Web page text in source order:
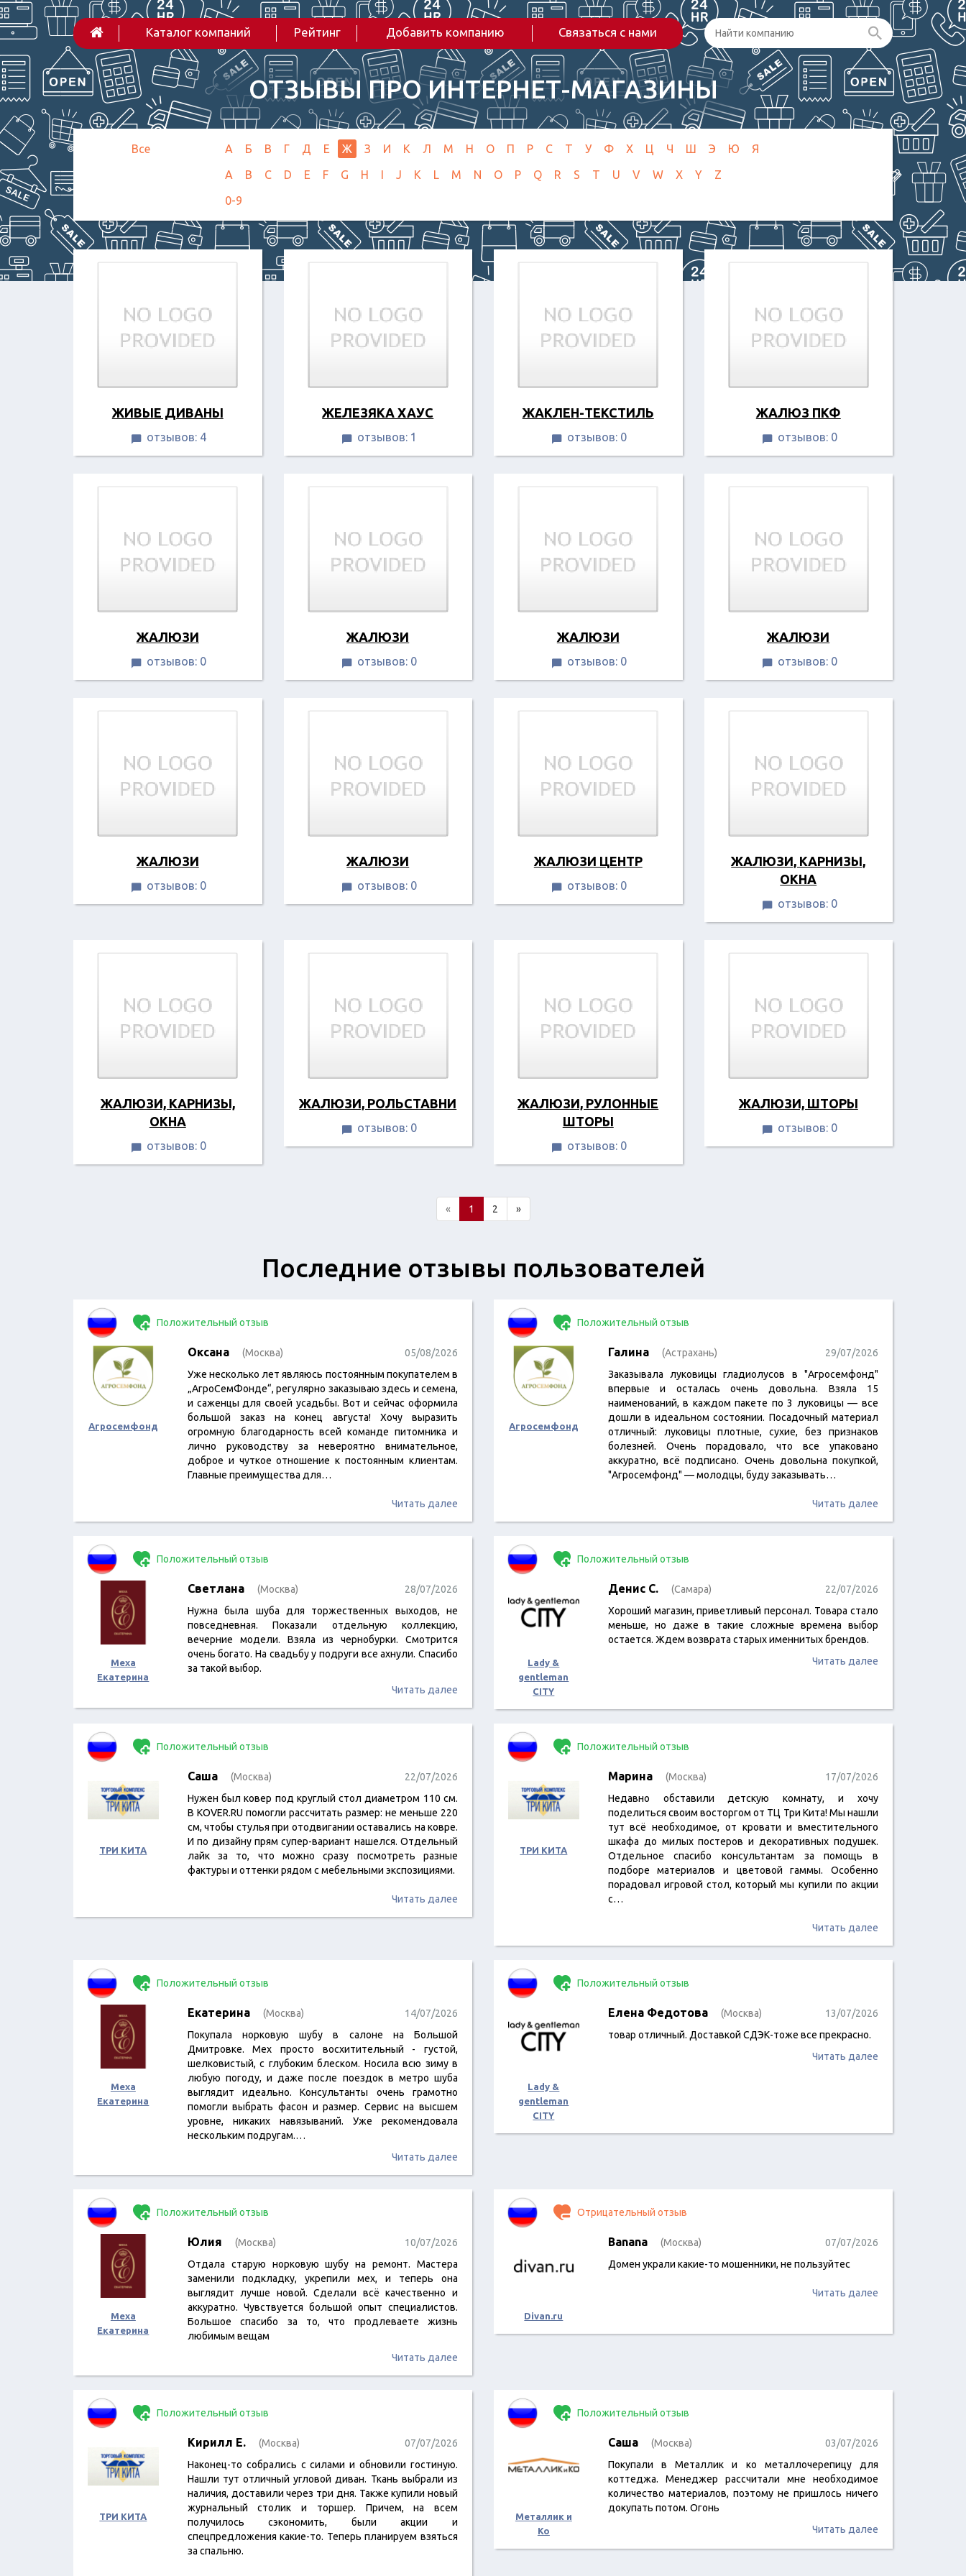
Каталог компаний Рейтинг Добавить компанию Связаться с нами
ОТЗЫВЫ ПРО ИНТЕРНЕТ-МАГАЗИНЫ
Все А Б В Г Д Е Ж З И К Л М Н О П Р С Т У Ф Х Ц Ч Ш Э Ю
Я
A
B C D E F G H I J K L M N O P Q R S T U V W X Y
Z
0-9
ЖИВЫЕ ДИВАНЫ
 отзывов: 4
ЖЕЛЕЗЯКА ХАУС
 отзывов: 1
ЖАКЛЕН-ТЕКСТИЛЬ
 отзывов: 0
ЖАЛЮЗ ПКФ
 отзывов: 0
ЖАЛЮЗИ
 отзывов: 0
ЖАЛЮЗИ
 отзывов: 0
ЖАЛЮЗИ
 отзывов: 0
ЖАЛЮЗИ
 отзывов: 0
ЖАЛЮЗИ
 отзывов: 0
ЖАЛЮЗИ
 отзывов: 0
ЖАЛЮЗИ ЦЕНТР
 отзывов: 0
ЖАЛЮЗИ, КАРНИЗЫ,
ОКНА
 отзывов: 0
ЖАЛЮЗИ, КАРНИЗЫ,
ОКНА
 отзывов: 0
ЖАЛЮЗИ, РОЛЬСТАВНИ
 отзывов: 0
ЖАЛЮЗИ, РУЛОННЫЕ
ШТОРЫ
 отзывов: 0
ЖАЛЮЗИ, ШТОРЫ
 отзывов: 0
« 1 2 »
Последние отзывы пользователей
Положительный отзыв
Агросемфонд
Оксана (Москва)
05/08/2026
Уже несколько лет являюсь постоянным покупателем в
„АгроСемФонде“, регулярно заказываю здесь и семена,
и саженцы для своей усадьбы. Вот и сейчас оформила
большой заказ на конец августа! Хочу выразить
огромную благодарность всей команде питомника и
лично руководству за невероятно внимательное,
доброе и чуткое отношение к постоянным клиентам.
Главные преимущества для…
Читать далее
Положительный отзыв
Агросемфонд
Галина (Астрахань)
29/07/2026
Заказывала луковицы гладиолусов в "Агросемфонд"
впервые и осталась очень довольна. Взяла 15
наименований, в каждом пакете по 3 луковицы — все
дошли в идеальном состоянии. Посадочный материал
отличный: луковицы плотные, сухие, без признаков
болезней. Очень порадовало, что все упаковано
аккуратно, всё подписано. Очень довольна покупкой,
"Агросемфонд" — молодцы, буду заказывать…
Читать далее
Положительный отзыв
Меха
Екатерина
Светлана (Москва)
28/07/2026
Нужна была шуба для торжественных выходов, не
повседневная. Показали отдельную коллекцию,
вечерние модели. Взяла из чернобурки. Смотрится
очень богато. На свадьбу у подруги все ахнули. Спасибо
за такой выбор.
Читать далее
Положительный отзыв
Lady &
gentleman
CITY
Денис С. (Самара)
22/07/2026
Хороший магазин, приветливый персонал. Товара стало
меньше, но даже в такие сложные времена выбор
остается. Ждем возврата старых именнитых брендов.
Читать далее
Положительный отзыв
ТРИ КИТА
Саша (Москва)
22/07/2026
Нужен был ковер под круглый стол диаметром 110 см.
В KOVER.RU помогли рассчитать размер: не меньше 220
см, чтобы стулья при отодвигании оставались на ковре.
И по дизайну прям супер-вариант нашелся. Отдельный
лайк за то, что можно сразу посмотреть разные
фактуры и оттенки рядом с мебельными экспозициями.
Читать далее
Положительный отзыв
ТРИ КИТА
Марина (Москва)
17/07/2026
Недавно обставили детскую комнату, и хочу
поделиться своим восторгом от ТЦ Три Кита! Мы нашли
тут всё необходимое, от кровати и вместительного
шкафа до милых постеров и декоративных подушек.
Отдельное спасибо консультантам за помощь в
подборе материалов и цветовой гаммы. Особенно
порадовал игровой стол, который мы купили по акции
с…
Читать далее
Положительный отзыв
Меха
Екатерина
Екатерина (Москва)
14/07/2026
Покупала норковую шубу в салоне на Большой
Дмитровке. Мех просто восхитительный - густой,
шелковистый, с глубоким блеском. Носила всю зиму в
любую погоду, и даже после поездок в метро шуба
выглядит идеально. Консультанты очень грамотно
помогли выбрать фасон и размер. Сервис на высшем
уровне, никаких навязываний. Уже рекомендовала
нескольким подругам.…
Читать далее
Положительный отзыв
Lady &
gentleman
CITY
Елена Федотова (Москва)
13/07/2026
товар отличный. Доставкой СДЭК-тоже все прекрасно.
Читать далее
Положительный отзыв
Меха
Екатерина
Юлия (Москва)
10/07/2026
Отдала старую норковую шубу на ремонт. Мастера
заменили подкладку, укрепили мех, и теперь она
выглядит лучше новой. Сделали всё качественно и
аккуратно. Чувствуется большой опыт специалистов.
Большое спасибо за то, что продлеваете жизнь
любимым вещам
Читать далее
Отрицательный отзыв
Divan.ru
Banana (Москва)
07/07/2026
Домен украли какие-то мошенники, не пользуйтес
Читать далее
Положительный отзыв
ТРИ КИТА
Кирилл Е. (Москва)
07/07/2026
Наконец-то собрались с силами и обновили гостиную.
Нашли тут отличный угловой диван. Ткань выбрали из
наличия, доставили через три дня. Также купили новый
журнальный столик и торшер. Причем, на всем
получилось сэкономить, были акции и
спецпредложения какие-то. Теперь планируем взяться
за спальню.
Положительный отзыв
Металлик и
Ко
Саша (Москва)
03/07/2026
Покупали в Металлик и ко металлочерепицу для
коттеджа. Менеджер рассчитали мне необходимое
количество материалов, поэтому не пришлось ничего
докупать потом. Огонь
Читать далее